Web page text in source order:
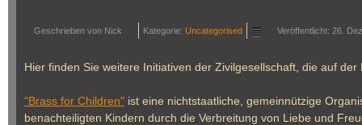
Geschrieben von Nick Kategorie: Uncategorised Veröffentlicht: 26.
Hier finden Sie weitere Initiativen der Zivilgesellschaft, die auf
"Brass for Children" ist eine nichtstaatliche, gemeinnützige
benachteiligten Kindern durch die Verbreitung von Liebe und